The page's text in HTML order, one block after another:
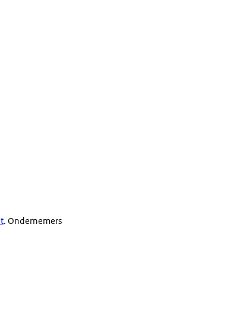
. Ondernemers